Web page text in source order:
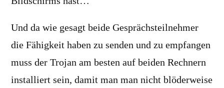
Und da wie gesagt beide Gesprächsteilnehmer
die Fähigkeit haben zu senden und zu empfangen
muss der Trojan am besten auf beiden Rechnern
installiert sein, damit man man nicht blöderweise